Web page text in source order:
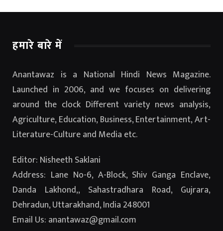
हमारे बारे में
Anantawaz is a National Hindi News Magazine.
Launched in 2006, and we focuses on delivering
around the clock Different variety news analysis,
Agriculture, Education, Business, Entertainment, Art-
Literature-Culture and Media etc.
Editor: Nisheeth Saklani
Address: Lane No-6, A-Block, Shiv Ganga Enclave,
Danda Lakhond,, Sahastradhara Road, Gujrara,
Dehradun, Uttarakhand, India 248001
Email Us: anantawaz@gmail.com